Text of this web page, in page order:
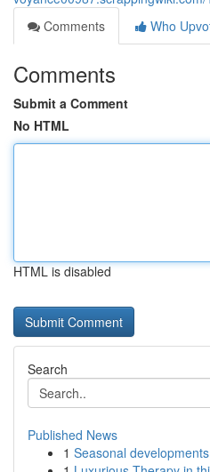
Comments
Who
Comments
Submit a Comment
No HTML
HTML is disabled
Search
Published News
1 Seasonal